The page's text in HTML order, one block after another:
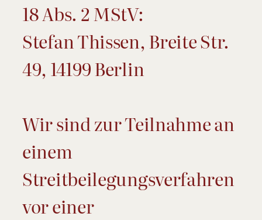
18 Abs. 2 MStV:
Stefan Thissen, Breite Str.
49, 14199 Berlin
Wir sind zur Teilnahme an
einem
Streitbeilegungsverfahren
vor einer